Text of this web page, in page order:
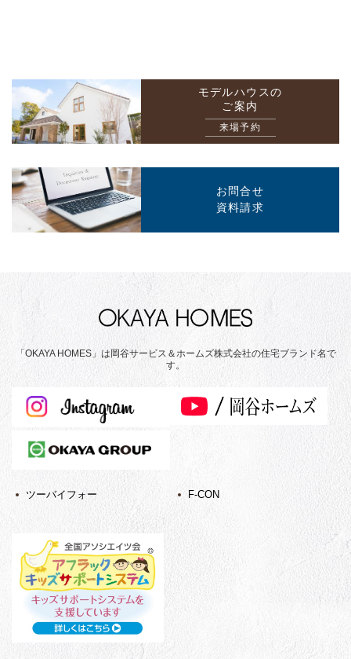
モデルハウスの
ご案内
来場予約
お問合せ
資料請求
「OKAYA HOMES」は岡谷サービス＆ホームズ株式会社の住宅ブランド名で
す。
ツーバイフォー F-CON